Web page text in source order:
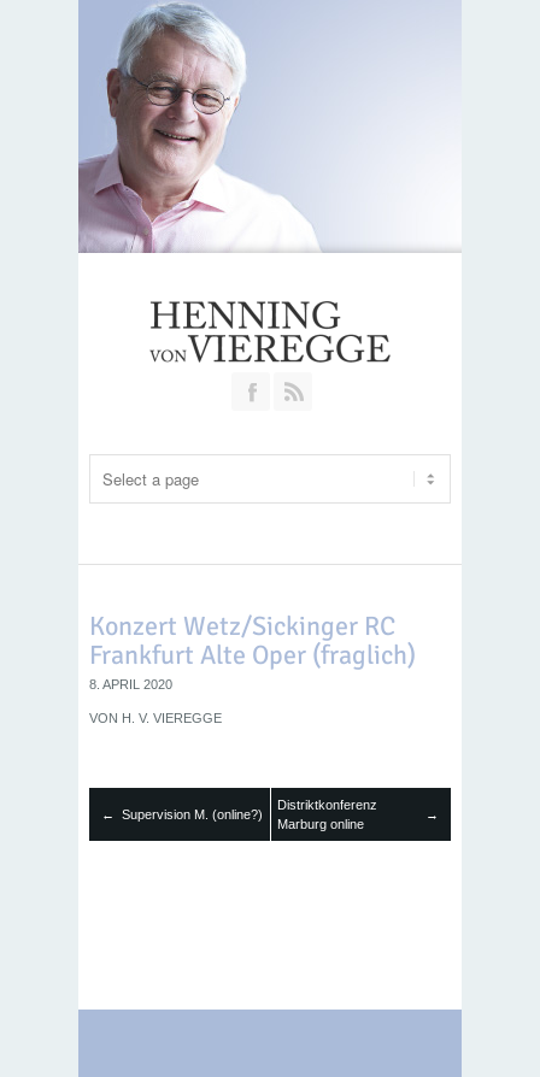
Join our Facebook Group
Konzert Wetz/Sickinger RC
Frankfurt Alte Oper (fraglich)
8. APRIL 2020
VON H. V. VIEREGGE
← Supervision M. (online?)
Distriktkonferenz
Marburg online
→